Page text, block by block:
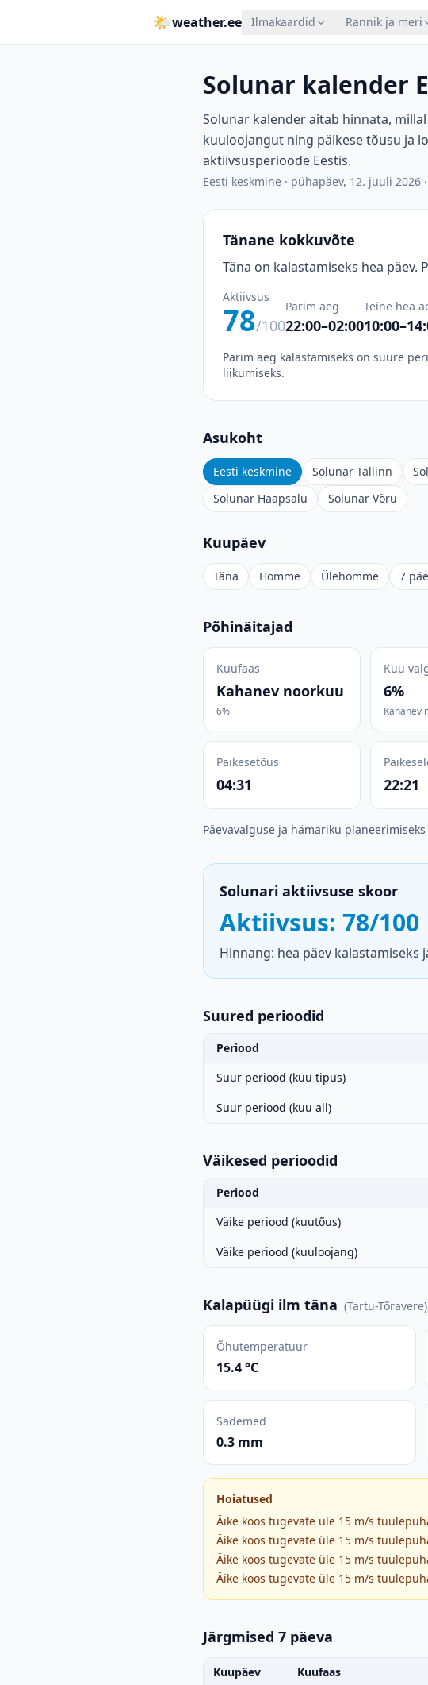
🌤weather.ee Ilmakaardid Rannik ja meri
Solunar kalender
Solunar kalender aitab hinnata,
kuuloojangut ning päikese tõusu ja
aktiivsusperioode Eestis.
Eesti keskmine · pühapäev, 12. juuli 2026 ·
Tänane kokkuvõte
Täna on kalastamiseks hea päev.
Aktiivsus
78/100
Parim aeg
22:00–02:00
Teine hea
Parim aeg kalastamiseks on suure
liikumiseks.
Asukoht
Eesti keskmine Solunar Tallinn
Solunar Haapsalu
Solunar Võru
Kuupäev
Täna Homme Ülehomme 7
Põhinäitajad
Kuufaas
Kahanev noorkuu
6%
Kuu
6%
Kahanev
Päikesetõus
04:31 22:21
Päevavalguse ja hämariku planeerimiseks
Solunari aktiivsuse skoor
Aktiivsus: 78/100
Hinnang: hea päev kalastamiseks
Suured perioodid
Periood
Suur periood (kuu tipus)
Suur periood (kuu all)
Väikesed perioodid
Periood
Väike periood (kuutõus)
Väike periood (kuuloojang)
Kalapüügi ilm täna (Tartu-Tõravere)
Õhutemperatuur
15.4 °C
Sademed
0.3 mm
Hoiatused
Äike koos tugevate üle 15 m/s
Äike koos tugevate üle 15 m/s
Äike koos tugevate üle 15 m/s
Äike koos tugevate üle 15 m/s
Järgmised 7 päeva
Kuupäev Kuufaas